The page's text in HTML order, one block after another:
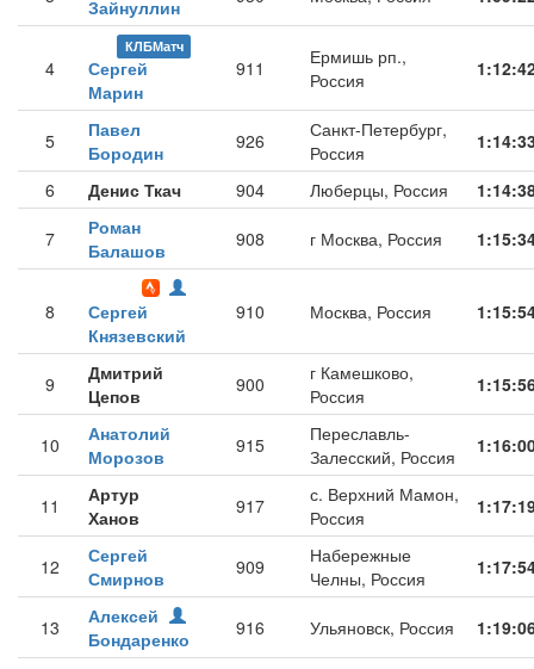
Зайнуллин
4
КЛБМатч
Сергей
Марин
911
Ермишь рп.,
Россия
5
Павел
Бородин
926
Санкт-Петербург,
Россия
6 Денис Ткач 904 Люберцы, Россия
7
Роман
Балашов
908 г Москва, Россия
8
Сергей
Князевский
910 Москва, Россия
9
Дмитрий
Цепов
900
г Камешково,
Россия
10
Анатолий
Морозов
915
Переславль-
Залесский, Россия
11
Артур
Ханов
917
с. Верхний Мамон,
Россия
12
Сергей
Смирнов
909
Набережные
Челны, Россия
13
Алексей
Бондаренко
916 Ульяновск, Россия